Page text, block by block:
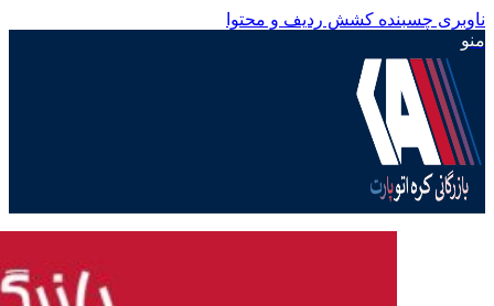
ناوبری چسبنده کشش ردیف و محتوا
منو